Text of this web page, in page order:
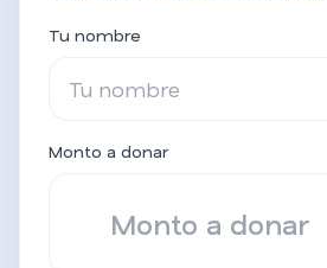
Tu nombre
Monto a donar